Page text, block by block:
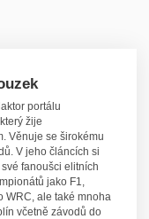
portálu
žije
Věnuje se širokému
V jeho článcích si
fanoušci elitních
jako F1,
WRC, ale také mnoha
včetně závodů do